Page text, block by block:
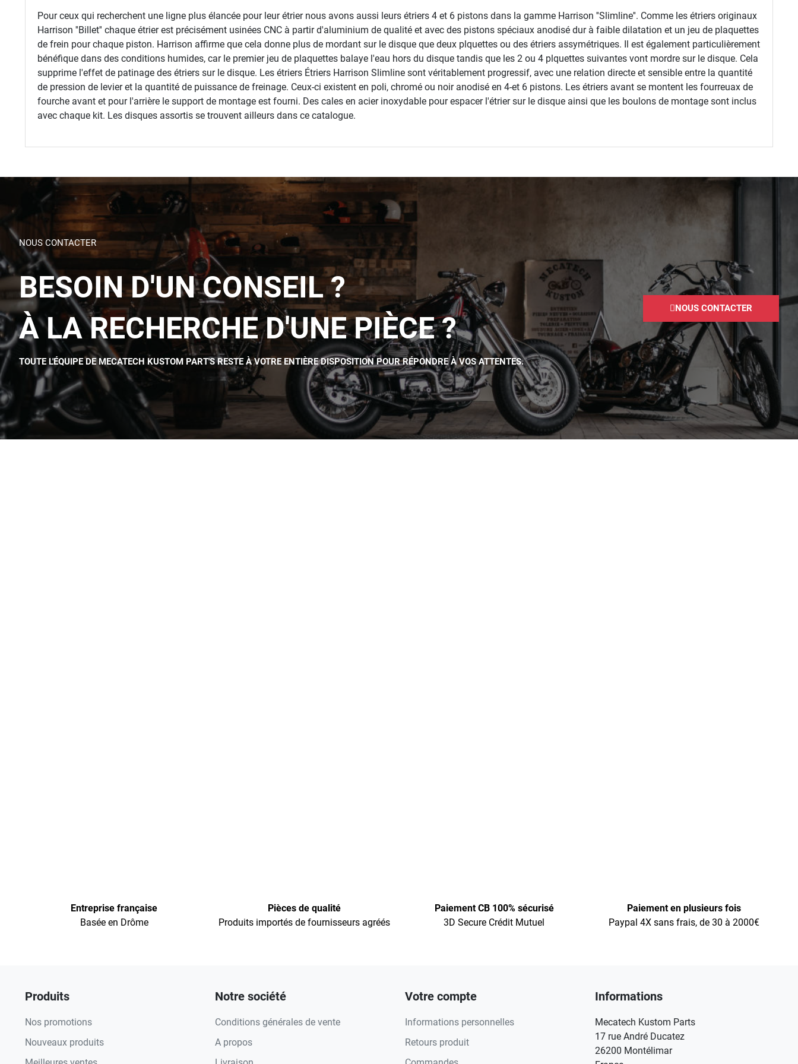
Pour ceux qui recherchent une ligne plus élancée pour leur étrier nous avons aussi leurs étriers 4 et 6 pistons dans la gamme Harrison ''Slimline''. Comme les étriers originaux
Harrison ''Billet'' chaque étrier est précisément usinées CNC à partir d'aluminium de qualité et avec des pistons spéciaux anodisé dur à faible dilatation et un jeu de plaquettes
de frein pour chaque piston. Harrison affirme que cela donne plus de mordant sur le disque que deux plquettes ou des étriers assymétriques. Il est également particulièrement
bénéfique dans des conditions humides, car le premier jeu de plaquettes balaye l'eau hors du disque tandis que les 2 ou 4 plquettes suivantes vont mordre sur le disque. Cela
supprime l'effet de patinage des étriers sur le disque. Les étriers Étriers Harrison Slimline sont véritablement progressif, avec une relation directe et sensible entre la quantité
de pression de levier et la quantité de puissance de freinage. Ceux-ci existent en poli, chromé ou noir anodisé en 4-et 6 pistons. Les étriers avant se montent les fourreuax de
fourche avant et pour l'arrière le support de montage est fourni. Des cales en acier inoxydable pour espacer l'étrier sur le disque ainsi que les boulons de montage sont inclus
avec chaque kit. Les disques assortis se trouvent ailleurs dans ce catalogue.
NOUS CONTACTER
BESOIN D'UN CONSEIL ?
À LA RECHERCHE D'UNE PIÈCE ?
TOUTE L'ÉQUIPE DE MECATECH KUSTOM PART'S RESTE À VOTRE ENTIÈRE DISPOSITION POUR RÉPONDRE À VOS ATTENTES.
NOUS CONTACTER
Entreprise française
Basée en Drôme
Pièces de qualité
Produits importés de fournisseurs agréés
Paiement CB 100% sécurisé
3D Secure Crédit Mutuel
Paiement en plusieurs fois
Paypal 4X sans frais, de 30 à 2000€
Produits
Nos promotions
Nouveaux produits
Notre société
Conditions générales de vente
A propos
Votre compte
Informations personnelles
Retours produit
Informations
Mecatech Kustom Parts
17 rue André Ducatez
26200 Montélimar